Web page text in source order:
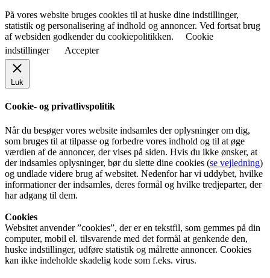
På vores website bruges cookies til at huske dine indstillinger,
statistik og personalisering af indhold og annoncer. Ved fortsat brug
af websiden godkender du cookiepolitikken.
Cookie
indstillinger
Accepter
Luk
Cookie- og privatlivspolitik
Når du besøger vores website indsamles der oplysninger om dig,
som bruges til at tilpasse og forbedre vores indhold og til at øge
værdien af de annoncer, der vises på siden. Hvis du ikke ønsker, at
der indsamles oplysninger, bør du slette dine cookies (se vejledning)
og undlade videre brug af websitet. Nedenfor har vi uddybet, hvilke
informationer der indsamles, deres formål og hvilke tredjeparter, der
har adgang til dem.
Cookies
Websitet anvender ”cookies”, der er en tekstfil, som gemmes på din
computer, mobil el. tilsvarende med det formål at genkende den,
huske indstillinger, udføre statistik og målrette annoncer. Cookies
kan ikke indeholde skadelig kode som f.eks. virus.